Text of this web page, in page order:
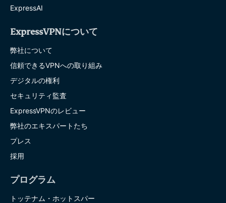
ExpressAI
ExpressVPNについて
弊社について
信頼できるVPNへの取り組み
デジタルの権利
セキュリティ監査
ExpressVPNのレビュー
弊社のエキスパートたち
プレス
採用
プログラム
トッテナム・ホットスパー